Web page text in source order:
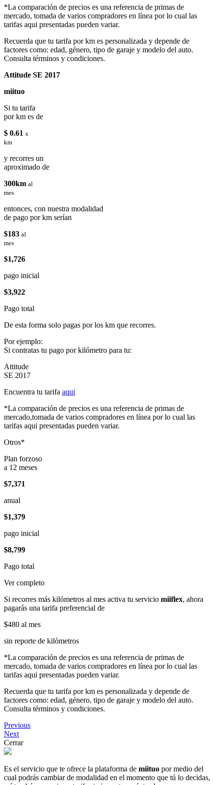
*La comparación de precios es una referencia de primas de
mercado, tomada de varios compradores en línea por lo cual las
tarifas aqui presentadas pueden variar.
Recuerda que tu tarifa por km es personalizada y depende de
factores como: edad, género, tipo de garaje y modelo del auto.
Consulta términos y condiciones.
Attitude SE 2017
miituo
Si tu tarifa
por km es de
$ 0.61 x
km
y recorres un
aproximado de
300km al
mes
entonces, con nuestra modalidad
de pago por km serían
$183 al
mes
$1,726
pago inicial
$3,922
Pago total
De esta forma solo pagas por los km que recorres.
Por ejemplo:
Si contratas tu pago por kilómetro para tu:
Attitude
SE 2017
Encuentra tu tarifa aqui
*La comparación de precios es una referencia de primas de
mercado,tomada de varios compradores en línea por lo cual las
tarifas aqui presentadas pueden variar.
Otros*
Plan forzoso
a 12 meses
$7,371
anual
$1,379
pago inicial
$8,799
Pago total
Ver completo
Si recorres más kilómetros al mes activa tu servicio miiflex, ahora
pagarás una tarifa preferencial de
$480 al mes
sin reporte de kilómetros
*La comparación de precios es una referencia de primas de
mercado, tomada de varios compradores en línea por lo cual las
tarifas aqui presentadas pueden variar.
Recuerda que tu tarifa por km es personalizada y depende de
factores como: edad, género, tipo de garaje y modelo del auto.
Consulta términos y condiciones.
Previous
Next
Cerrar
Es el servicio que te ofrece la plataforma de miituo por medio del
cual podrás cambiar de modalidad en el momento que tú lo decidas,